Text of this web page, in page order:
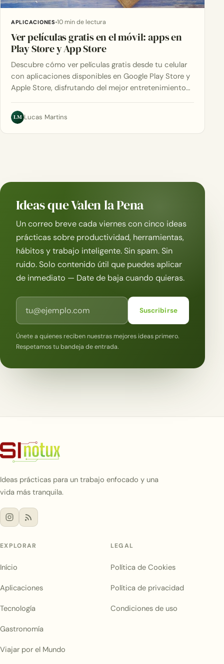
APLICACIONES 10 min de lectura
Ver películas gratis en el móvil: apps en
Play Store y App Store
Descubre cómo ver películas gratis desde tu celular
con aplicaciones disponibles en Google Play Store y
Apple Store, disfrutando del mejor entretenimiento…
LM Lucas Martins
Ideas que Valen la Pena
Un correo breve cada viernes con cinco ideas
prácticas sobre productividad, herramientas,
hábitos y trabajo inteligente. Sin spam. Sin
ruido. Solo contenido útil que puedes aplicar
de inmediato — Date de baja cuando quieras.
Correo electrónico
Suscribirse
Únete a quienes reciben nuestras mejores ideas primero.
Respetamos tu bandeja de entrada.
Ideas prácticas para un trabajo enfocado y una
vida más tranquila.
EXPLORAR
Início
Aplicaciones
Tecnología
Gastronomía
Viajar por el Mundo
LEGAL
Política de Cookies
Política de privacidad
Condiciones de uso